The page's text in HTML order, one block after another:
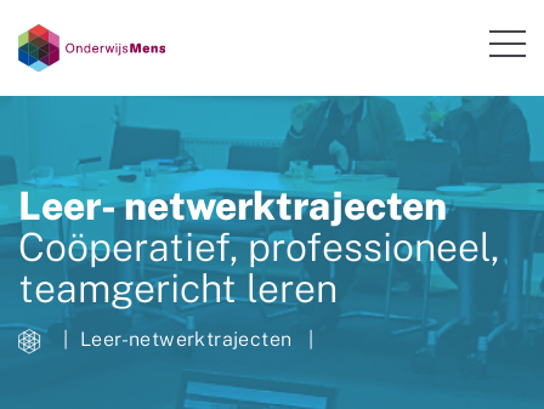
Leer- netwerktrajecten
Coöperatief, professioneel,
teamgericht leren
Leer-netwerktrajecten